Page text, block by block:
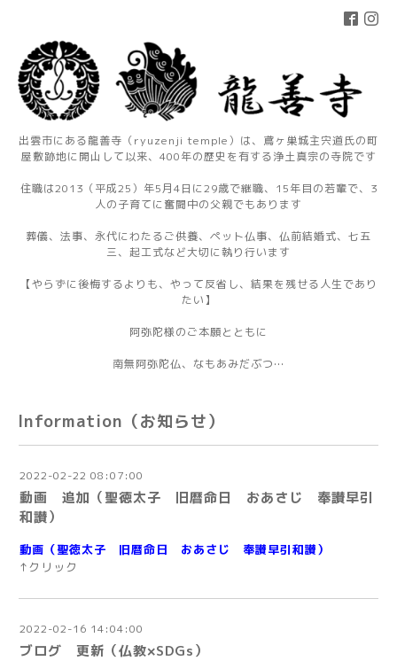
出雲市にある龍善寺（ryuzenji temple）は、鳶ヶ巣城主宍道氏の町
屋敷跡地に開山して以来、400年の歴史を有する浄土真宗の寺院です
住職は2013（平成25）年5月4日に29歳で継職、15年目の若輩で、3
人の子育てに奮闘中の父親でもあります
葬儀、法事、永代にわたるご供養、ペット仏事、仏前結婚式、七五
三、起工式など大切に執り行います
【やらずに後悔するよりも、やって反省し、結果を残せる人生であり
たい】
阿弥陀様のご本願とともに
南無阿弥陀仏、なもあみだぶつ…
Information（お知らせ）
2022-02-22 08:07:00
動画 追加（聖徳太子 旧暦命日 おあさじ 奉讃早引
和讃）
動画（聖徳太子 旧暦命日 おあさじ 奉讃早引和讃）
↑クリック
2022-02-16 14:04:00
ブログ 更新（仏教×SDGs）